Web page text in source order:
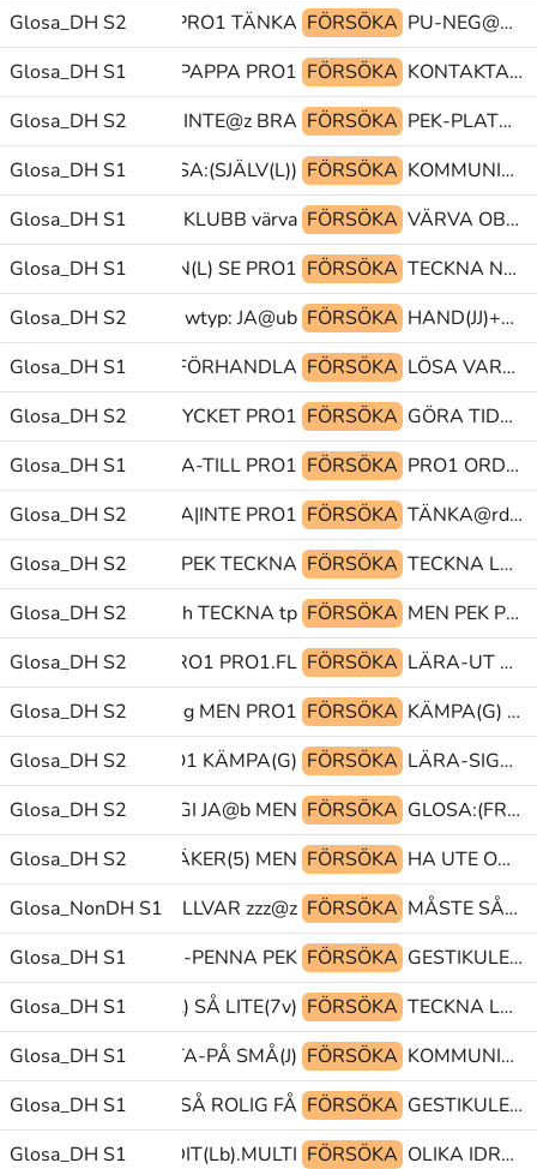
Glosa_DH S2 e@& PRO1 TÄNKA FÖRSÖKA
PU-NEG@g KOMMA-FRAM-TILL tp@&
Glosa_DH S1GLOSA:(PS) PAPPA PRO1 FÖRSÖKA
KONTAKTA HUR VAR
Glosa_DH S2HÖRA INTE@z BRA FÖRSÖKA
PEK-PLATS-DÄR tp@& POSS1
Glosa_DH S1zzz@z GLOSA:(SJÄLV(L)) FÖRSÖKA
KOMMUNICERA VARANDRA1 PI
Glosa_DH S1
idrottklubb@& KLUBB värva@& FÖRSÖKA
VÄRVA OBJPRO1 PRO1
Glosa_DH S1SEDAN(L) SE PRO1 FÖRSÖKA
TECKNA NÅGON SÄTT
Glosa_DH S2SA|PEK wtyp: JA@ub FÖRSÖKA
HAND(JJ)+HANTERA@p GLOSA:(PS) PEK
Glosa_DH S1PRO1.FL FÖRHANDLA FÖRSÖKA
LÖSA VARA-MED INUTI
Glosa_DH S2SYNS MYCKET PRO1 FÖRSÖKA
GÖRA TIDEN-GÅR(J) ROLIG
Glosa_DH S1PRO1 SÄGA-TILL PRO1 FÖRSÖKA
PRO1 ORDNA PRO1
Glosa_DH S2SANN HINNA|INTE PRO1 FÖRSÖKA
TÄNKA@rd DÖV(J)|DAG tp@&
Glosa_DH S2
RIKTNING.MULTI PEK TECKNA FÖRSÖKA
TECKNA LEDA-TILL PU@g
Glosa_DH S2mtyp:och TECKNA tp@& FÖRSÖKA
MEN PEK PU@g
Glosa_DH S2LITE(7b) PRO1 PRO1.FL FÖRSÖKA
LÄRA-UT PEK.FL OCH^SÅ
Glosa_DH S2
PF@g MEN PRO1 FÖRSÖKA
KÄMPA(G) VILL AVLÄSA@rd
Glosa_DH S2PU@g PRO1 KÄMPA(G) FÖRSÖKA
LÄRA-SIG@rd DÅ@b FÖRSTÅ(5)
Glosa_DH S2ALLERGI JA@b MEN FÖRSÖKA
GLOSA:(FRÅN) SAMMA POSS1
Glosa_DH S2
hälsa-på(q)@hd OSÄKER(5) MEN FÖRSÖKA
HA UTE OMRÅDE
Glosa_NonDH S1PU@g ALLVAR zzz@z FÖRSÖKA
MÅSTE SÅ-ATT-SÄGA zzz@z
Glosa_DH S1PAPPER-PENNA PEK FÖRSÖKA
GESTIKULERA MEN PRO1
Glosa_DH S1
BLI(L) SÅ LITE(7v) FÖRSÖKA
TECKNA LUSTIG EN
Glosa_DH S1PRO1 TITTA-PÅ SMÅ(J) FÖRSÖKA
KOMMUNICERA PRO1 GLOSA:SÄGA-INTE
Glosa_DH S1
OCKSÅ ROLIG FÅ FÖRSÖKA
GESTIKULERA GÖRA OBJPRO
Glosa_DH S1
OLIKA KOMMA-DIT(Lb).MULTI FÖRSÖKA
OLIKA IDROTT PEK.FL